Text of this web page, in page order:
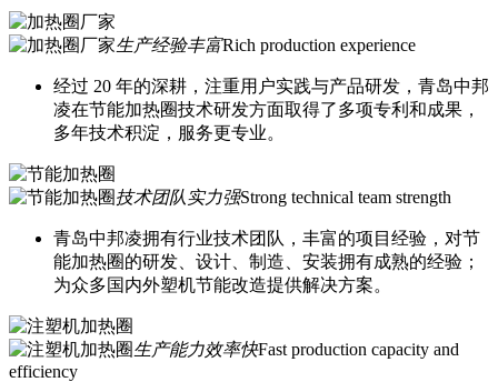
生产经验丰富Rich production experience
经过 20 年的深耕，注重用户实践与产品研发，青岛中邦
凌在节能加热圈技术研发方面取得了多项专利和成果，
多年技术积淀，服务更专业。
技术团队实力强Strong technical team strength
青岛中邦凌拥有行业技术团队，丰富的项目经验，对节
能加热圈的研发、设计、制造、安装拥有成熟的经验；
为众多国内外塑机节能改造提供解决方案。
生产能力效率快Fast production capacity and
efficiency